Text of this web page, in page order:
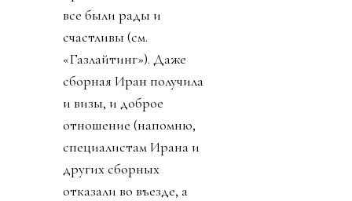
все были рады и
счастливы (см.
«Газлайтинг»). Даже
сборная Иран получила
и визы, и доброе
отношение (напомню,
специалистам Ирана и
других сборных
отказали во въезде, а